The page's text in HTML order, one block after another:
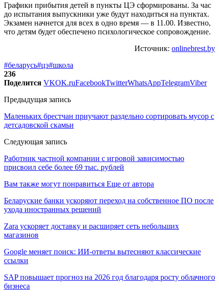
Графики прибытия детей в пункты ЦЭ сформированы. За час
до испытания выпускники уже будут находиться на пунктах.
Экзамен начнется для всех в одно время — в 11.00. Известно,
что детям будет обеспечено психологическое сопровождение.
Источник: onlinebrest.by
#беларусь#цэ#школа
236
Поделится VKOK.ruFacebookTwitterWhatsAppTelegramViber
Предыдущая запись
Маленьких брестчан приучают раздельно сортировать мусор с
детсадовской скамьи
Следующая запись
Работник частной компании с игровой зависимостью
присвоил себе более 69 тыс. рублей
Вам также могут понравиться Еще от автора
Беларуские банки ускоряют переход на собственное ПО после
ухода иностранных решений
Zara ускоряет доставку и расширяет сеть небольших
магазинов
Google меняет поиск: ИИ-ответы вытесняют классические
ссылки
SAP повышает прогноз на 2026 год благодаря росту облачного
бизнеса